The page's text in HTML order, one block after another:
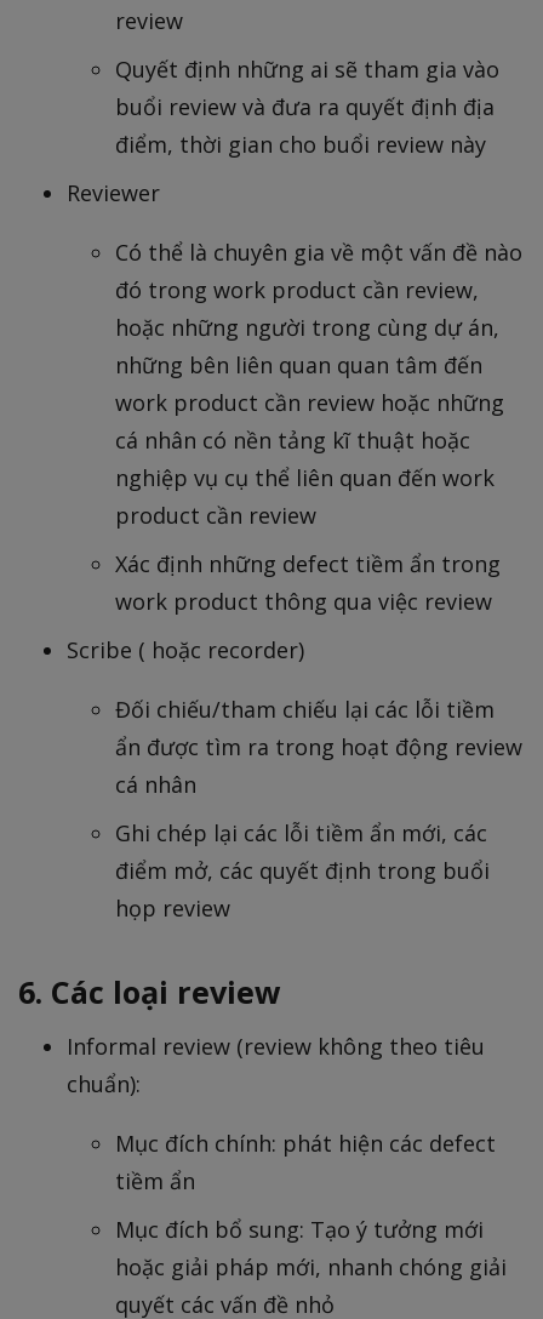
review
Quyết định những ai sẽ tham gia vào
buổi review và đưa ra quyết định địa
điểm, thời gian cho buổi review này
Reviewer
Có thể là chuyên gia về một vấn đề nào
đó trong work product cần review,
hoặc những người trong cùng dự án,
những bên liên quan quan tâm đến
work product cần review hoặc những
cá nhân có nền tảng kĩ thuật hoặc
nghiệp vụ cụ thể liên quan đến work
product cần review
Xác định những defect tiềm ẩn trong
work product thông qua việc review
Scribe ( hoặc recorder)
Đối chiếu/tham chiếu lại các lỗi tiềm
ẩn được tìm ra trong hoạt động review
cá nhân
Ghi chép lại các lỗi tiềm ẩn mới, các
điểm mở, các quyết định trong buổi
họp review
6. Các loại review
Informal review (review không theo tiêu
chuẩn):
Mục đích chính: phát hiện các defect
tiềm ẩn
Mục đích bổ sung: Tạo ý tưởng mới
hoặc giải pháp mới, nhanh chóng giải
quyết các vấn đề nhỏ